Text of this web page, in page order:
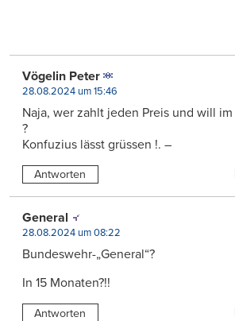
Vögelin Peter
28.08.2024 um 15:46
Naja, wer zahlt jeden Preis und will
?
Konfuzius lässt grüssen !. –
Antworten
General
28.08.2024 um 08:22
Bundeswehr-„General“?
In 15 Monaten?!!
Antworten